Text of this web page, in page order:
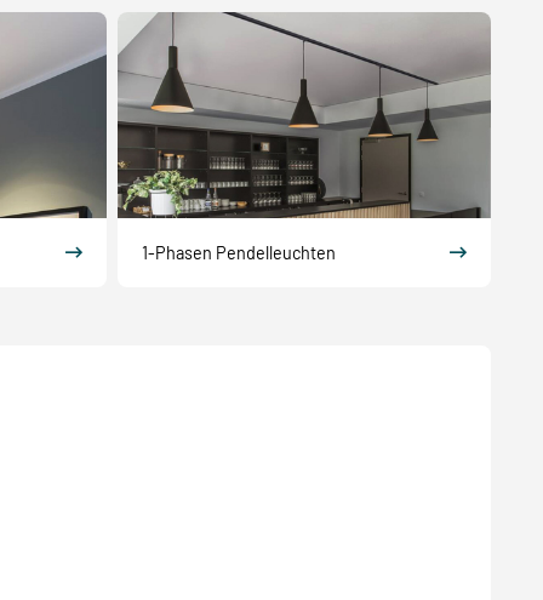
1-Phasen Pendelleuchten